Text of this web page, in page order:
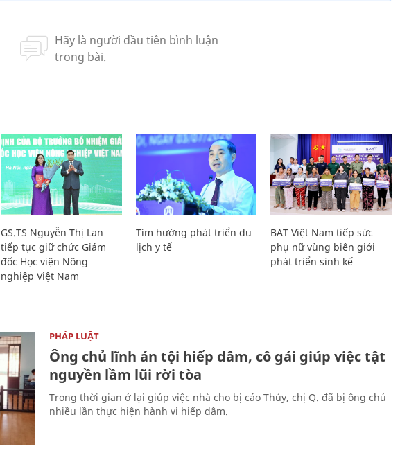
GS.TS Nguyễn Thị Lan
tiếp tục giữ chức Giám
đốc Học viện Nông
nghiệp Việt Nam
Tìm hướng phát triển du
lịch y tế
BAT Việt Nam tiếp sức
phụ nữ vùng biên giới
phát triển sinh kế
PHÁP LUẬT
Ông chủ lĩnh án tội hiếp dâm, cô gái giúp việc tật
nguyền lầm lũi rời tòa
Trong thời gian ở lại giúp việc nhà cho bị cáo Thủy, chị Q. đã bị ông chủ
nhiều lần thực hiện hành vi hiếp dâm.